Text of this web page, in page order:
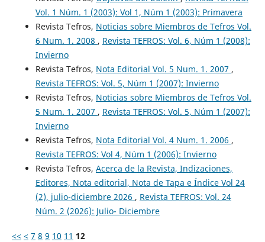
Vol. 1 Núm. 1 (2003): Vol 1, Núm 1 (2003): Primavera
Revista Tefros, Noticias sobre Miembros de Tefros Vol.
6 Num. 1. 2008 , Revista TEFROS: Vol. 6, Núm 1 (2008):
Invierno
Revista Tefros, Nota Editorial Vol. 5 Num. 1. 2007 ,
Revista TEFROS: Vol. 5, Núm 1 (2007): Invierno
Revista Tefros, Noticias sobre Miembros de Tefros Vol.
5 Num. 1. 2007 , Revista TEFROS: Vol. 5, Núm 1 (2007):
Invierno
Revista Tefros, Nota Editorial Vol. 4 Num. 1. 2006 ,
Revista TEFROS: Vol 4, Núm 1 (2006): Invierno
Revista Tefros, Acerca de la Revista, Indizaciones,
Editores, Nota editorial, Nota de Tapa e Índice Vol 24
(2), julio-diciembre 2026 , Revista TEFROS: Vol. 24
Núm. 2 (2026): Julio- Diciembre
<< < 7 8 9 10 11 12